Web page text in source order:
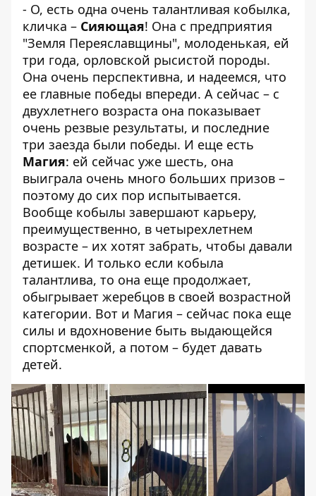
- О, есть одна очень талантливая кобылка,
кличка – Сияющая! Она с предприятия
"Земля Переяславщины", молоденькая, ей
три года, орловской рысистой породы.
Она очень перспективна, и надеемся, что
ее главные победы впереди. А сейчас – с
двухлетнего возраста она показывает
очень резвые результаты, и последние
три заезда были победы. И еще есть
Магия: ей сейчас уже шесть, она
выиграла очень много больших призов –
поэтому до сих пор испытывается.
Вообще кобылы завершают карьеру,
преимущественно, в четырехлетнем
возрасте – их хотят забрать, чтобы давали
детишек. И только если кобыла
талантлива, то она еще продолжает,
обыгрывает жеребцов в своей возрастной
категории. Вот и Магия – сейчас пока еще
силы и вдохновение быть выдающейся
спортсменкой, а потом – будет давать
детей.